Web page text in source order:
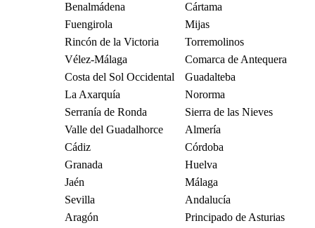
Benalmádena
Cártama
Fuengirola
Mijas
Rincón de la Victoria
Torremolinos
Vélez-Málaga
Comarca de Antequera
Costa del Sol Occidental
Guadalteba
La Axarquía
Nororma
Serranía de Ronda
Sierra de las Nieves
Valle del Guadalhorce
Almería
Cádiz
Córdoba
Granada
Huelva
Jaén
Málaga
Sevilla
Andalucía
Aragón
Principado de Asturias